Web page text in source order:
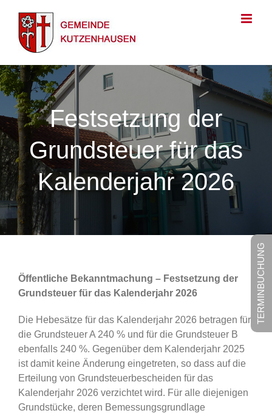
Inhalt
springen
Festsetzung der
Grundsteuer für das
Kalenderjahr 2026
Öffentliche Bekanntmachung – Festsetzung der
Grundsteuer für das Kalenderjahr 2026
Die Hebesätze für das Kalenderjahr 2026 betragen für
die Grundsteuer A 240 % und für die Grundsteuer B
ebenfalls 240 %. Gegenüber dem Kalenderjahr 2025
ist damit keine Änderung eingetreten, so dass auf die
Erteilung von Grundsteuerbescheiden für das
Kalenderjahr 2026 verzichtet wird. Für alle diejenigen
Grundstücke, deren Bemessungsgrundlage
TERMINBUCHUNG